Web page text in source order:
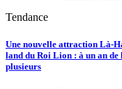
Tendance
Une nouvelle attraction Là-
land du Roi Lion : à un an de
plusieurs